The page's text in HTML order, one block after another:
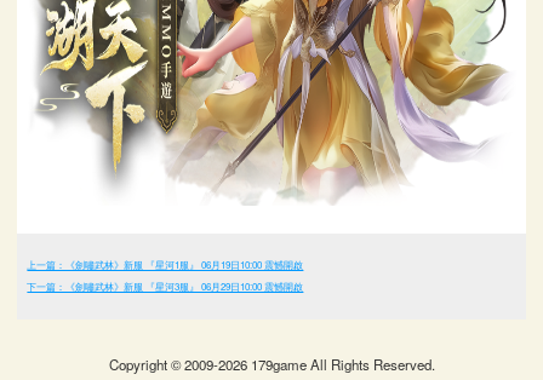
上一篇：《劍嘯武林》新服 『星河1服』 06月19日10:00 震憾開啟
下一篇：《劍嘯武林》新服 『星河3服』 06月29日10:00 震憾開啟
Copyright © 2009-2026 179game All Rights Reserved.